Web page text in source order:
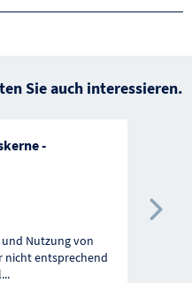
Sie auch interessieren.
-
Nutzung von
nicht entsprechend
...